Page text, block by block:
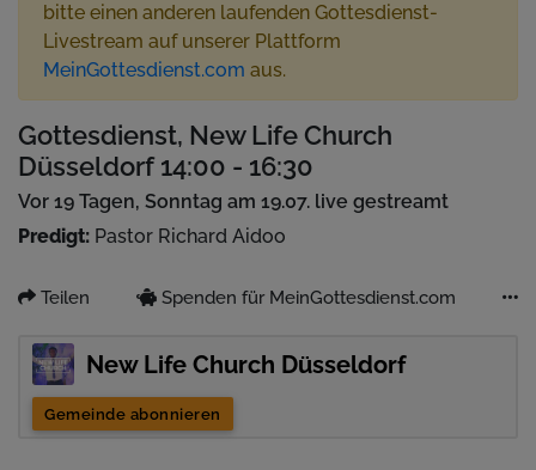
bitte einen anderen laufenden Gottesdienst-
Livestream auf unserer Plattform
MeinGottesdienst.com aus.
Gottesdienst, New Life Church
Düsseldorf 14:00 - 16:30
Vor 19 Tagen, Sonntag am 19.07. live gestreamt
Predigt: Pastor Richard Aidoo
Teilen Spenden für MeinGottesdienst.com
New Life Church Düsseldorf
Gemeinde abonnieren